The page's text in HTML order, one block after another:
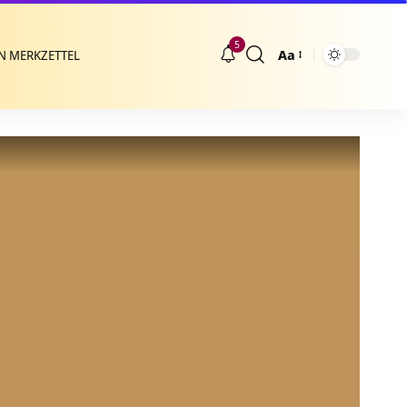
MERKZETTEL
5
Größenänderung
Aa